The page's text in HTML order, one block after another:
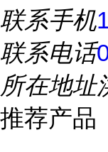
联系手机
联系电话
所在地址
推荐产品